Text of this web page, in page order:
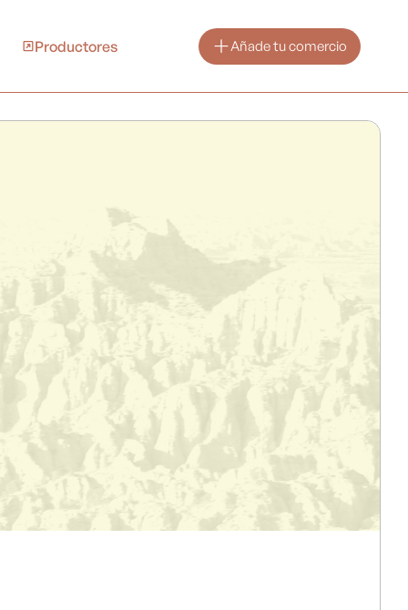
Productores Añade tu comercio